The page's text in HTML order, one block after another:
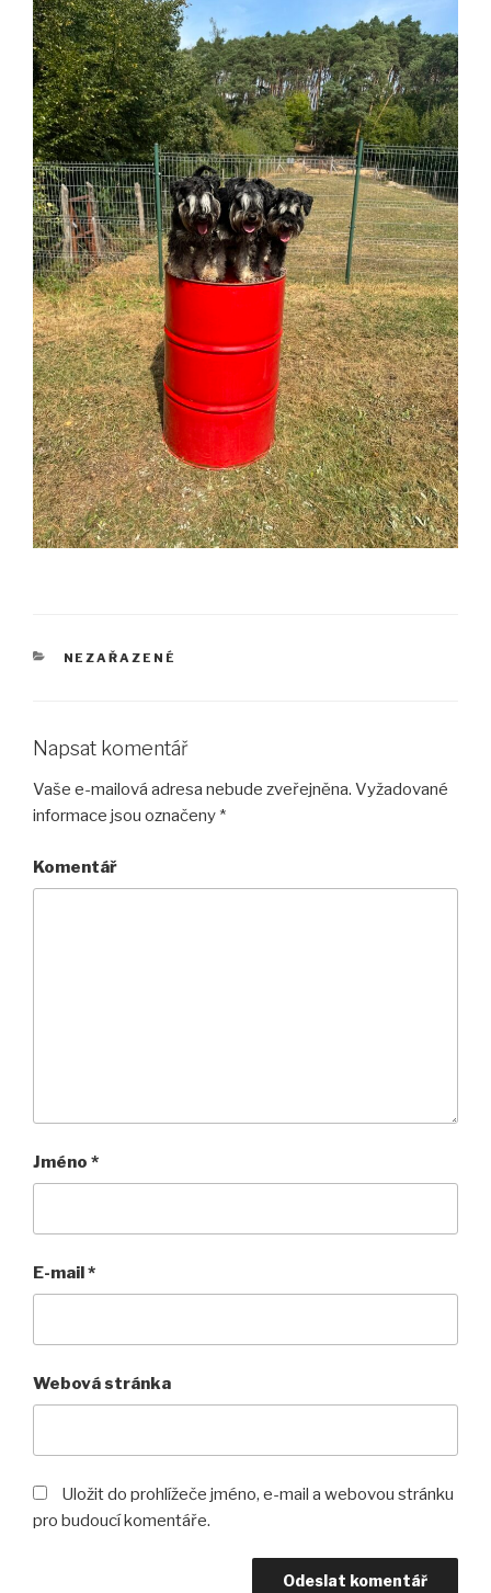
RUBRIKY
NEZAŘAZENÉ
Napsat komentář
Vaše e-mailová adresa nebude zveřejněna. Vyžadované
informace jsou označeny *
Komentář
Jméno *
E-mail*
Webová stránka
Uložit do prohlížeče jméno, e-mail a webovou stránku
pro budoucí komentáře.